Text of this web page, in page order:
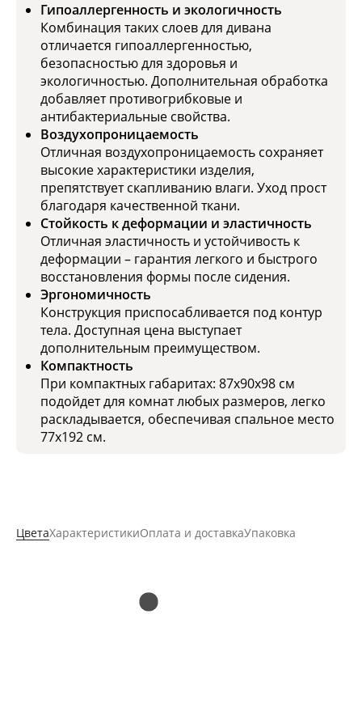
Гипоаллергенность и экологичность
Комбинация таких слоев для дивана
отличается гипоаллергенностью,
безопасностью для здоровья и
экологичностью. Дополнительная обработка
добавляет противогрибковые и
антибактериальные свойства.
Воздухопроницаемость
Отличная воздухопроницаемость сохраняет
высокие характеристики изделия,
препятствует скапливанию влаги. Уход прост
благодаря качественной ткани.
Стойкость к деформации и эластичность
Отличная эластичность и устойчивость к
деформации – гарантия легкого и быстрого
восстановления формы после сидения.
Эргономичность
Конструкция приспосабливается под контур
тела. Доступная цена выступает
дополнительным преимуществом.
Компактность
При компактных габаритах: 87х90х98 см
подойдет для комнат любых размеров, легко
раскладывается, обеспечивая спальное место
77x192 см.
ЦветаХарактеристикиОплата и доставкаУпаковка